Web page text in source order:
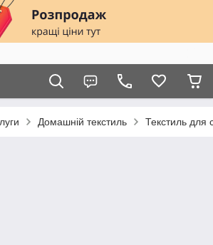
Домашній текстиль Текстиль для